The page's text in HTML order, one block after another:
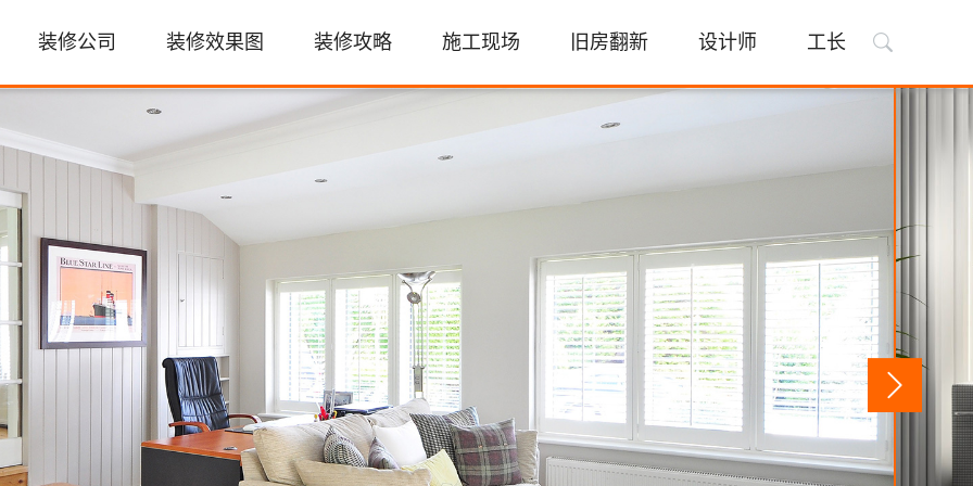
装修公司 装修效果图 装修攻略 施工现场 旧房翻新 设计师 工长